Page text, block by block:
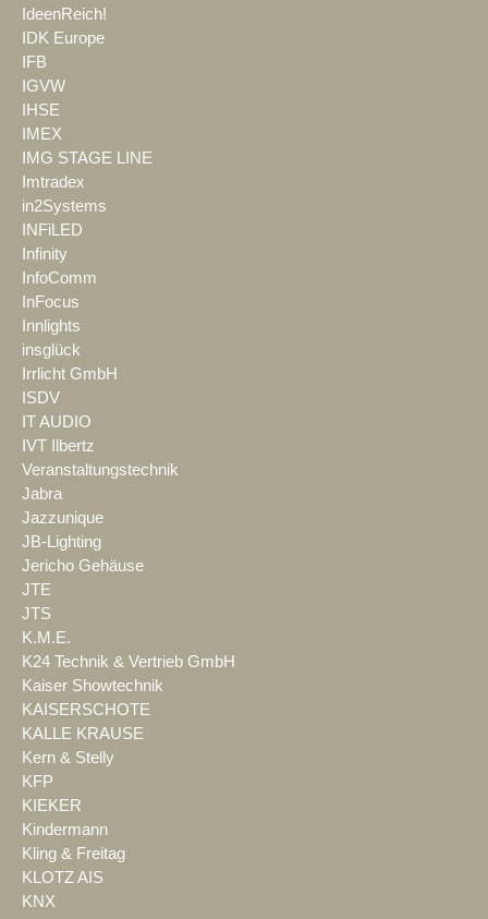
IdeenReich!
IDK Europe
IFB
IGVW
IHSE
IMEX
IMG STAGE LINE
Imtradex
in2Systems
INFiLED
Infinity
InfoComm
InFocus
Innlights
insglück
Irrlicht GmbH
ISDV
IT AUDIO
IVT Ilbertz
Veranstaltungstechnik
Jabra
Jazzunique
JB-Lighting
Jericho Gehäuse
JTE
JTS
K.M.E.
K24 Technik & Vertrieb GmbH
Kaiser Showtechnik
KAISERSCHOTE
KALLE KRAUSE
Kern & Stelly
KFP
KIEKER
Kindermann
Kling & Freitag
KLOTZ AIS
KNX